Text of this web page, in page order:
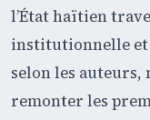
l’État haïtien
institutionnelle et
selon les auteurs,
remonter les